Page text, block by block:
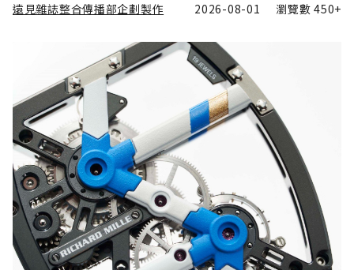
遠見雜誌整合傳播部企劃製作 2026-08-01 瀏覽數450+